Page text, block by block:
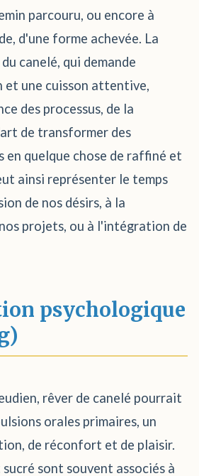
parcouru, ou encore à
d'une forme achevée. La
canelé, qui demande
et une cuisson attentive,
des processus, de la
de transformer des
en quelque chose de raffiné et
ainsi représenter le temps
de nos désirs, à la
projets, ou à l'intégration de
psychologique
rêver de canelé pourrait
orales primaires, un
de réconfort et de plaisir.
sont souvent associés à